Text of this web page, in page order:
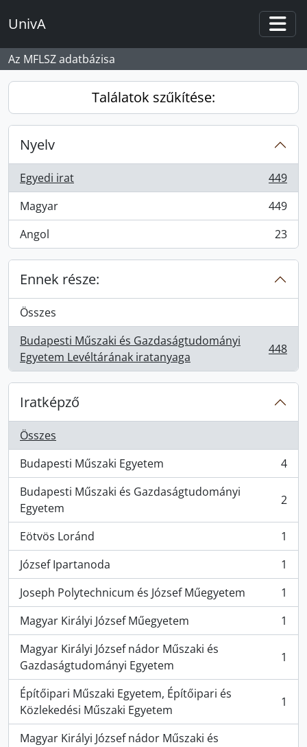
UnivA
Az MFLSZ adatbázisa
Találatok szűkítése:
Nyelv
Egyedi irat
, 449 eredmények
449
Magyar
, 449 eredmények
449
Angol
, 23 eredmények 23
Ennek része:
Összes
Budapesti Műszaki és Gazdaságtudományi
Egyetem Levéltárának iratanyaga
, 448 eredmények 448
Iratképző
Összes
Budapesti Műszaki Egyetem
, 4 eredmények
4
Budapesti Műszaki és Gazdaságtudományi
Egyetem
, 2 eredmények 2
Eötvös Loránd
, 1 eredmények
1
József Ipartanoda
, 1 eredmények
1
Joseph Polytechnicum és József Műegyetem
, 1 eredmények
1
Magyar Királyi József Műegyetem
, 1 eredmények
1
Magyar Királyi József nádor Műszaki és
Gazdaságtudományi Egyetem
, 1 eredmények 1
Építőipari Műszaki Egyetem, Építőipari és
Közlekedési Műszaki Egyetem
, 1 eredmények 1
Magyar Királyi József nádor Műszaki és